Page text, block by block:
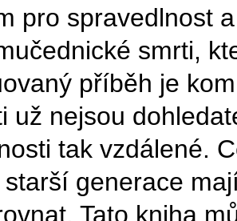
pro spravedlnost
smrti,
příběh je
už nejsou
tak vzdálené.
generace
Tato kniha